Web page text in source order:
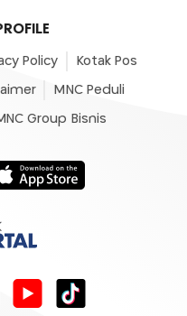
Policy Kotak Pos
MNC Peduli
Group Bisnis